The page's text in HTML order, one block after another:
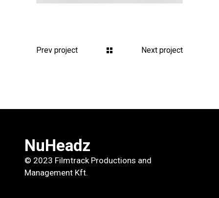
Prev project Next project
NuHeadz
© 2023 Filmtrack Productions and
Management Kft.